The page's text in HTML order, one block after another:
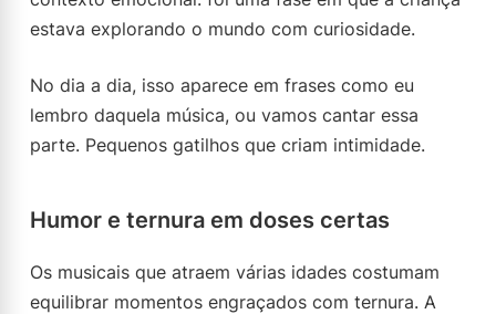
estava explorando o mundo com curiosidade.
No dia a dia, isso aparece em frases como eu
lembro daquela música, ou vamos cantar essa
parte. Pequenos gatilhos que criam intimidade.
Humor e ternura em doses certas
Os musicais que atraem várias idades costumam
equilibrar momentos engraçados com ternura. A